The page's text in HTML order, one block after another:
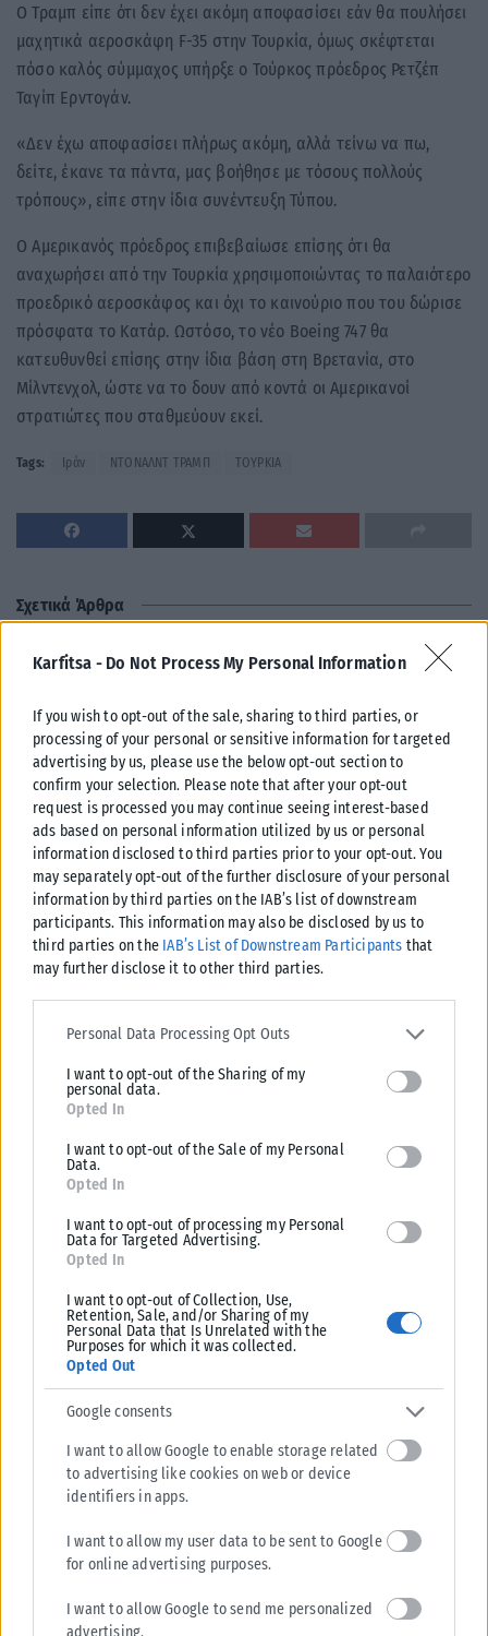
Karfitsa - Do Not Process My Personal Information
If you wish to opt-out of the sale, sharing to third parties, or
processing of your personal or sensitive information for targeted
advertising by us, please use the below opt-out section to
confirm your selection. Please note that after your opt-out
request is processed you may continue seeing interest-based
ads based on personal information utilized by us or personal
information disclosed to third parties prior to your opt-out. You
may separately opt-out of the further disclosure of your personal
information by third parties on the IAB’s list of downstream
participants. This information may also be disclosed by us to
third parties on the IAB’s List of Downstream Participants that
may further disclose it to other third parties.
Please note that this website/app uses one or more Google
services and may gather and store information including but not
deny consent to Google and its third-party tags to use your data
for below specified purposes in below Google consent section.
Personal Data Processing Opt Outs
I want to opt-out of the Sharing of my
personal data.
Opted In
I want to opt-out of the Sale of my Personal
Data.
Opted In
I want to opt-out of processing my Personal
Data for Targeted Advertising.
Opted In
I want to opt-out of Collection, Use,
Retention, Sale, and/or Sharing of my
Personal Data that Is Unrelated with the
Purposes for which it was collected.
Opted Out
Google consents
I want to allow Google to enable storage related
to advertising like cookies on web or device
identifiers in apps.
I want to allow my user data to be sent to Google
for online advertising purposes.
I want to allow Google to send me personalized
advertising.
Ο Τραμπ είπε ότι δεν έχει ακόμη αποφασίσει εάν θα πουλήσει
μαχητικά αεροσκάφη F-35 στην Τουρκία, όμως σκέφτεται
πόσο καλός σύμμαχος υπήρξε ο Τούρκος πρόεδρος Ρετζέπ
Ταγίπ Ερντογάν.
«Δεν έχω αποφασίσει πλήρως ακόμη, αλλά τείνω να πω,
δείτε, έκανε τα πάντα, μας βοήθησε με τόσους πολλούς
τρόπους», είπε στην ίδια συνέντευξη Τύπου.
Ο Αμερικανός πρόεδρος επιβεβαίωσε επίσης ότι θα
αναχωρήσει από την Τουρκία χρησιμοποιώντας το παλαιότερο
προεδρικό αεροσκάφος και όχι το καινούριο που του δώρισε
πρόσφατα το Κατάρ. Ωστόσο, το νέο Boeing 747 θα
κατευθυνθεί επίσης στην ίδια βάση στη Βρετανία, στο
Μίλντενχολ, ώστε να το δουν από κοντά οι Αμερικανοί
στρατιώτες που σταθμεύουν εκεί.
Tags: Ιράν ΝΤΟΝΑΛΝΤ ΤΡΑΜΠ ΤΟΥΡΚΙΑ
Σχετικά Άρθρα
ΔΙΕΘΝΉ
Ρωσία – Ουκρανία: Νέα αιματηρά πλήγματα με 17 νεκρούς σε
Χάρκιβ, ανακοίνωσαν οι τοπικές αρχές. Οι ρωσικές δυνάμεις
πραγματοποίησαν μαζική επίθεση...
ΔΙΕΘΝΉ
Αίγυπτος: Κατέρρευσε χρυσωρυχείο – Ένας νεκρός και πέντε
τραυματίες
Κατάρρευση τμήματος στοάς στο μεγαλύτερο ορυχείο χρυσού της
συναδέλφους του, ανακοίνωσαν...